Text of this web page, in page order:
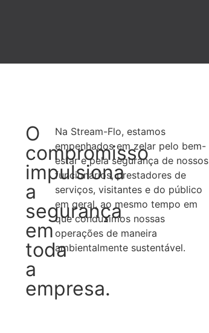
O
compromisso
impulsiona
a
segurança
em
toda
a
empresa.
Na Stream-Flo, estamos
empenhados em zelar pelo bem-
estar e pela segurança de nossos
funcionários, prestadores de
serviços, visitantes e do público
em geral, ao mesmo tempo em
que conduzimos nossas
operações de maneira
ambientalmente sustentável.